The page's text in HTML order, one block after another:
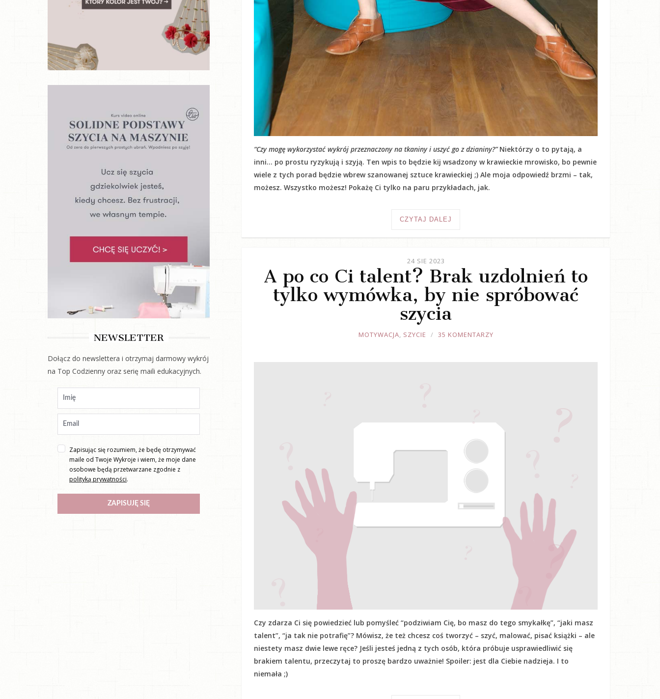
“Czy mogę wykorzystać wykrój przeznaczony na tkaniny i uszyć go z dzianiny?”Niektórzy o to pytają, a
inni… po prostu ryzykują i szyją. Ten wpis to będzie kij wsadzony w krawieckie mrowisko, bo pewnie
wiele z tych porad będzie wbrew szanowanej sztuce krawieckiej ;) Ale moja odpowiedź brzmi – tak,
możesz. Wszystko możesz! Pokażę Ci tylko na paru przykładach, jak.
CZYTAJ DALEJ
24 SIE 2023
A po co Ci talent? Brak uzdolnień to
tylko wymówka, by nie spróbować
szycia
JOULE
MOTYWACJA, SZYCIE 35 KOMENTARZY
Czy zdarza Ci się powiedzieć lub pomyśleć “podziwiam Cię, bo masz do tego smykałkę”, “jaki masz
talent”, “ja tak nie potrafię”? Mówisz, że też chcesz coś tworzyć – szyć, malować, pisać książki – ale
niestety masz dwie lewe ręce? Jeśli jesteś jedną z tych osób, która próbuje usprawiedliwić się
brakiem talentu, przeczytaj to proszę bardzo uważnie! Spoiler: jest dla Ciebie nadzieja. I to
niemała ;)
NEWSLETTER
Dołącz do newslettera i otrzymaj darmowy wykrój
na Top Codzienny oraz serię maili edukacyjnych.
Zapisując się rozumiem, że będę otrzymywać
maile od Twoje Wykroje i wiem, że moje dane
osobowe będą przetwarzane zgodnie z
polityką prywatności.
ZAPISUJĘ SIĘ